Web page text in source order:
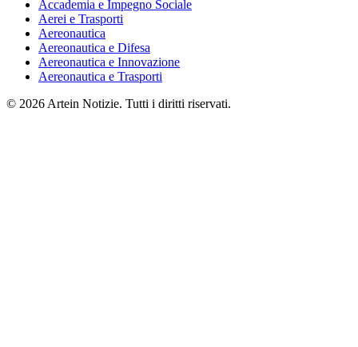
Accademia e Impegno Sociale
Aerei e Trasporti
Aereonautica
Aereonautica e Difesa
Aereonautica e Innovazione
Aereonautica e Trasporti
© 2026 Artein Notizie. Tutti i diritti riservati.